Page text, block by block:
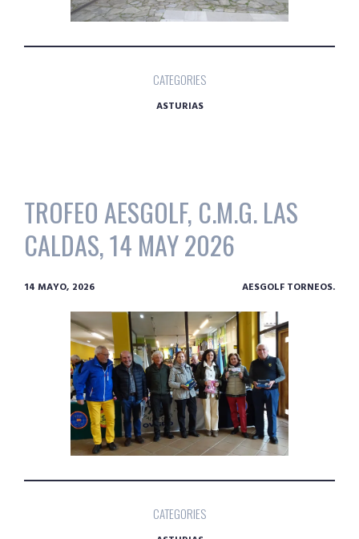
CATEGORIES
ASTURIAS
TROFEO AESGOLF, C.M.G. LAS
CALDAS, 14 MAY 2026
14 MAYO, 2026 AESGOLF TORNEOS.
CATEGORIES